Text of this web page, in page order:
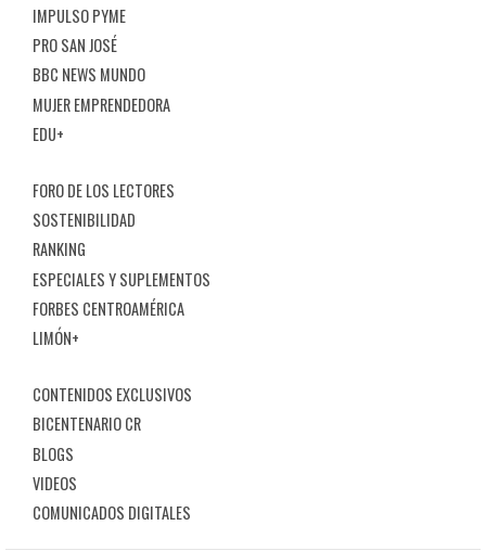
IMPULSO PYME
PRO SAN JOSÉ
BBC NEWS MUNDO
MUJER EMPRENDEDORA
EDU+
FORO DE LOS LECTORES
SOSTENIBILIDAD
RANKING
ESPECIALES Y SUPLEMENTOS
FORBES CENTROAMÉRICA
LIMÓN+
CONTENIDOS EXCLUSIVOS
BICENTENARIO CR
BLOGS
VIDEOS
COMUNICADOS DIGITALES